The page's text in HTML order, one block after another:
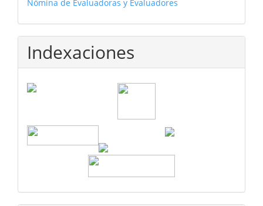
Nómina de Evaluadoras y Evaluadores
Indexaciones